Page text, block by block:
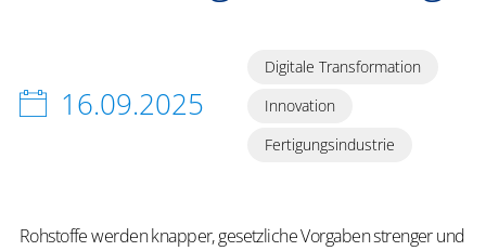
16.09.2025
Digitale Transformation
Innovation
Fertigungsindustrie
Rohstoffe werden knapper, gesetzliche Vorgaben strenger und